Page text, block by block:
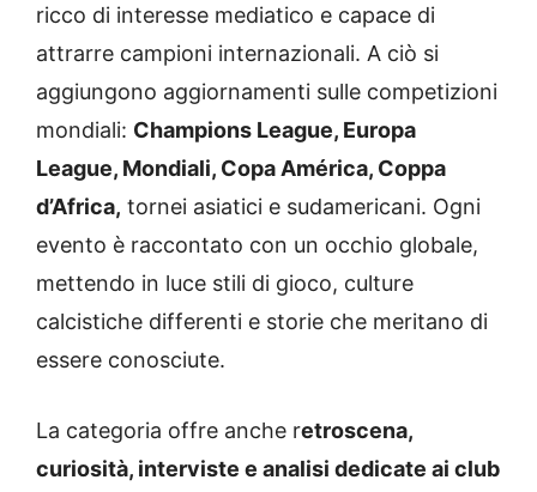
ricco di interesse mediatico e capace di
attrarre campioni internazionali. A ciò si
aggiungono aggiornamenti sulle competizioni
mondiali: Champions League, Europa
League, Mondiali, Copa América, Coppa
d’Africa, tornei asiatici e sudamericani. Ogni
evento è raccontato con un occhio globale,
mettendo in luce stili di gioco, culture
calcistiche differenti e storie che meritano di
essere conosciute.
La categoria offre anche retroscena,
curiosità, interviste e analisi dedicate ai club